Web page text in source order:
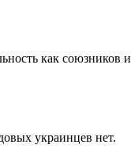
как союзников и
украинцев нет.